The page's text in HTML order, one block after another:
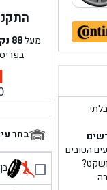
הבלתי
הטובים
מעל88
בחר
בן